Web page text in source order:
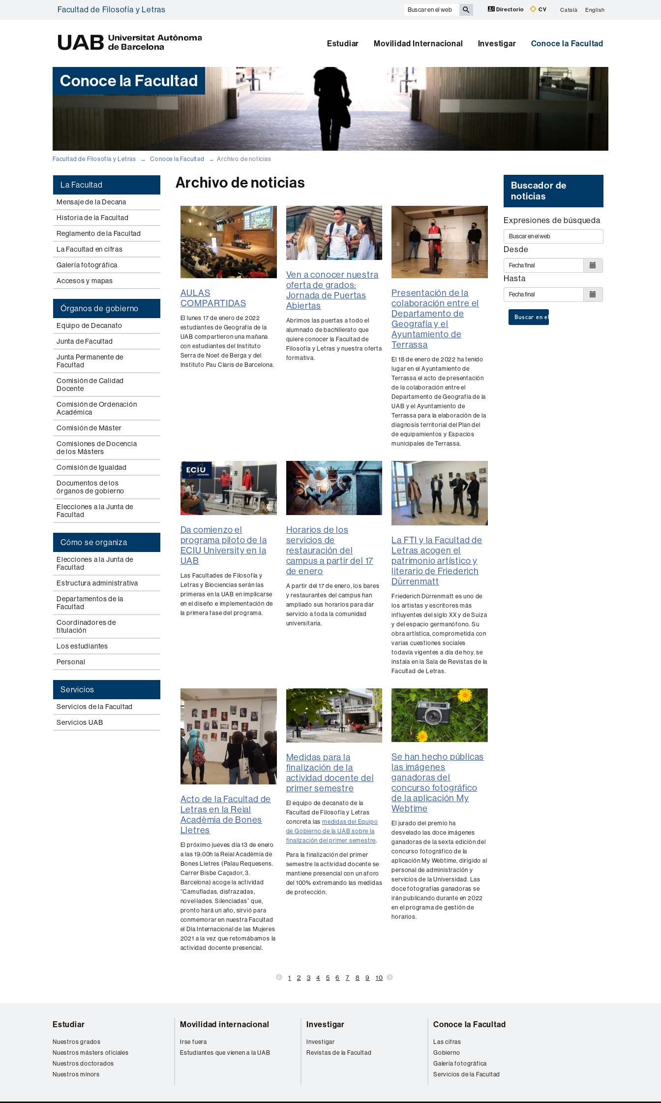
Facultad de Filosofía y Letras
Buscar
Directorio CV Català English
B
Estudiar Movilidad Internacional Investigar Conoce la Facultad
Conoce la Facultad
Facultad de Filosofía y Letras Conoce la Facultad Archivo de noticias
La Facultad
Mensaje de la Decana
Historia de la Facultad
Reglamento de la Facultad
La Facultad en cifras
Galería fotográfica
Accesos y mapas
Órganos de gobierno
Equipo de Decanato
Junta de Facultad
Junta Permanente de
Facultad
Comisión de Calidad
Docente
Comisión de Ordenación
Académica
Comisión de Máster
Comisiones de Docencia
de los Másters
Comisión de Igualdad
Documentos de los
órganos de gobierno
Elecciones a la Junta de
Facultad
Cómo se organiza
Elecciones a la Junta de
Facultad
Estructura administrativa
Departamentos de la
Facultad
Coordinadores de
titulación
Los estudiantes
Personal
Servicios
Servicios de la Facultad
Servicios UAB
Buscador de
noticias
Expresiones de búsqueda
Desde
Hasta
Buscar en el web
Archivo de noticias
AULAS
COMPARTIDAS
El lunes 17 de enero de 2022
estudiantes de Geografía de la
UAB compartieron una mañana
con estudiantes del Instituto
Serra de Noet de Berga y del
Instituto Pau Claris de Barcelona.
Ven a conocer nuestra
oferta de grados:
Jornada de Puertas
Abiertas
Abrimos las puertas a todo el
alumnado de bachillerato que
quiere conocer la Facultad de
Filosofía y Letras y nuestra oferta
formativa.
Presentación de la
colaboración entre el
Departamento de
Geografía y el
Ayuntamiento de
Terrassa
El 18 de enero de 2022 ha tenido
lugar en el Ayuntamiento de
Terrassa el acto de presentación
de la colaboración entre el
Departamento de Geografía de la
UAB y el Ayuntamiento de
Terrassa para la elaboración de la
diagnosis territorial del Plan del
de equipamientos y Espacios
municipales de Terrassa.
Da comienzo el
programa piloto de la
ECIU University en la
UAB
Las Facultades de Filosofía y
Letras y Biociencias serán las
primeras en la UAB en implicarse
en el diseño e implementación de
la primera fase del programa.
Horarios de los
servicios de
restauración del
campus a partir del 17
de enero
A partir del 17 de enero, los bares
y restaurantes del campus han
ampliado sus horarios para dar
servicio a toda la comunidad
universitaria.
La FTI y la Facultad de
Letras acogen el
patrimonio artístico y
literario de Friederich
Dürrenmatt
Friederich Dürrenmatt es uno de
los artistas y escritores más
influyentes del siglo XX y de Suiza
y del espacio germanófono. Su
obra artística, comprometida con
varias cuestiones sociales
todavía vigentes a día de hoy, se
instala en la Sala de Revistas de la
Facultad de Letras.
Acto de la Facultad de
Letras en la Reial
Acadèmia de Bones
Lletres
El próximo jueves día 13 de enero
a las 19:00h la Reial Acadèmia de
Bones Lletres (Palau Requesens.
Carrer Bisbe Caçador, 3.
Barcelona) acoge la actividad
“Camufladas, disfrazadas,
novel·lades. Silenciadas” que,
pronto hará un año, sirvió para
conmemorar en nuestra Facultad
el Día Internacional de las Mujeres
2021 a la vez que retomábamos la
actividad docente presencial.
Medidas para la
finalización de la
actividad docente del
primer semestre
El equipo de decanato de la
Facultad de Filosofía y Letras
concreta las medidas del Equipo
de Gobierno de la UAB sobre la
finalización del primer semestre.
Para la finalización del primer
semestre la actividad docente se
mantiene presencial con un aforo
del 100% extremando las medidas
de protección.
Se han hecho públicas
las imágenes
ganadoras del
concurso fotográfico
de la aplicación My
Webtime
El jurado del premio ha
desvelado las doce imágenes
ganadoras de la sexta edición del
concurso fotográfico de la
aplicación My Webtime, dirigido al
personal de administración y
servicios de la Universidad. Las
doce fotografías ganadoras se
irán publicando durante en 2022
en el programa de gestión de
horarios.
1 2 3 4 5 6 7 8 9 10
Estudiar
Nuestros grados
Nuestros másters oficiales
Nuestros doctorados
Nuestros mínors
Movilidad internacional
Irse fuera
Estudiantes que vienen a la UAB
Investigar
Investigar
Revistas de la Facultad
Conoce la Facultad
Las cifras
Gobierno
Galería fotográfica
Servicios de la Facultad